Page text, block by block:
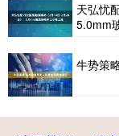
天弘忧
5.0mm
牛势策